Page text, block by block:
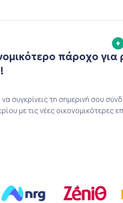
πάροχο για
να συγκρίνεις τη σημερινή σου
με τις νέες οικονομικότερες